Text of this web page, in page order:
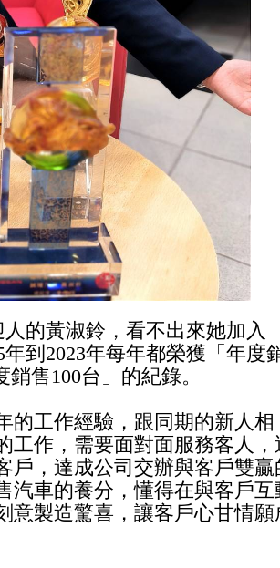
的黃淑鈴，看不出來她加入
到2023年每年都榮獲「年度
售100台」的紀錄。
的工作經驗，跟同期的新人相
工作，需要面對面服務客人，
戶，達成公司交辦與客戶雙贏
汽車的養分，懂得在與客戶互
意製造驚喜，讓客戶心甘情願